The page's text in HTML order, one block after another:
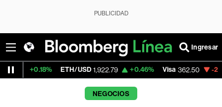
PUBLICIDAD
Ingresar
ETH/USD 1,922.79 +0.46% Visa 362.50 -2.15%
NEGOCIOS